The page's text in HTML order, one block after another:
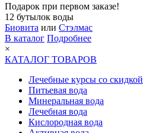
Подарок при первом заказе!
12 бутылок воды
Биовита или Стэлмас
В каталог Подробнее
×
КАТАЛОГ ТОВАРОВ
Лечебные курсы со скидкой
Питьевая вода
Минеральная вода
Лечебная вода
Кислородная вода